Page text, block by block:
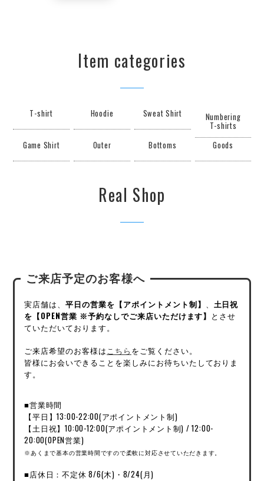
Item categories
T-shirt Hoodie Sweat Shirt Numbering
T-shirts
Game Shirt
Outer Bottoms Goods
Real Shop
ご来店予定のお客様へ
実店舗は、平日の営業を【アポイントメント制】 、 土日祝
を【OPEN営業 ※予約なしでご来店いただけます】 とさせ
ていただいております。
ご来店希望のお客様はこちら をご覧ください。
皆様にお会いできることを楽しみにお待ちいたしておりま
す。
■営業時間
【平日】13:00-22:00(アポイントメント制)
【土日祝】10:00-12:00(アポイントメント制) / 12:00-
20:00(OPEN営業)
※あくまで基本の営業時間ですので柔軟に対応させていただきます。
■店休日：不定休 8/6(木)・8/24(月)